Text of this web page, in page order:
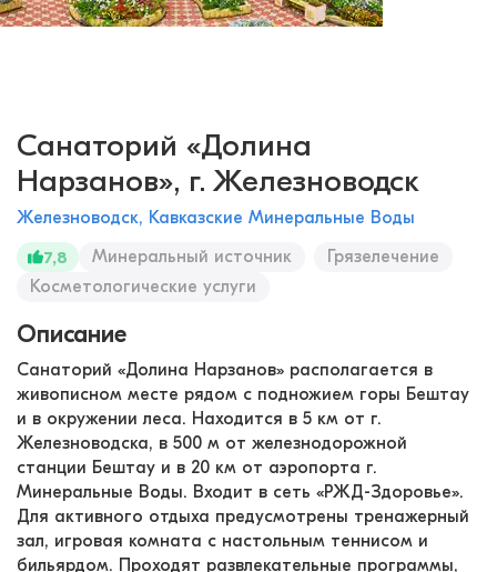
Санаторий «Долина
Нарзанов», г. Железноводск
Железноводск, Кавказские Минеральные Воды
7,8
Минеральный источник
Грязелечение
Косметологические услуги
Описание
Санаторий «Долина Нарзанов» располагается в
живописном месте рядом с подножием горы Бештау
и в окружении леса. Находится в 5 км от г.
Железноводска, в 500 м от железнодорожной
станции Бештау и в 20 км от аэропорта г.
Минеральные Воды. Входит в сеть «РЖД-Здоровье».
Для активного отдыха предусмотрены тренажерный
зал, игровая комната с настольным теннисом и
бильярдом. Проходят развлекательные программы,